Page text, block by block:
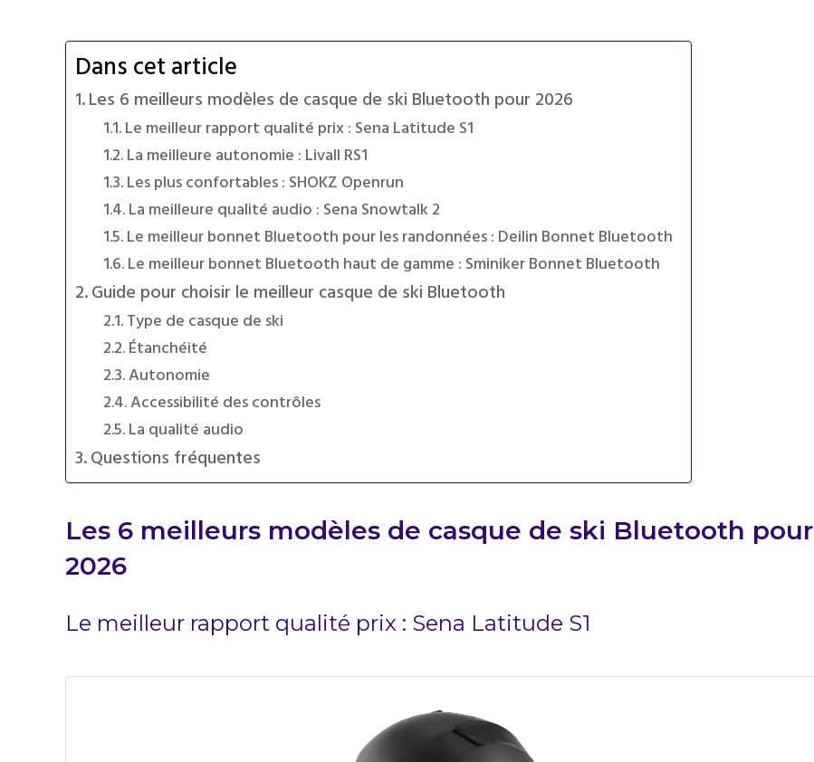
Dans cet article
Les 6 meilleurs modèles de casque de ski Bluetooth pour 2026
Le meilleur rapport qualité prix : Sena Latitude S1
La meilleure autonomie : Livall RS1
Les plus confortables : SHOKZ Openrun
La meilleure qualité audio : Sena Snowtalk 2
Le meilleur bonnet Bluetooth pour les randonnées : Deilin Bonnet Bluetooth
Le meilleur bonnet Bluetooth haut de gamme : Sminiker Bonnet Bluetooth
Guide pour choisir le meilleur casque de ski Bluetooth
Type de casque de ski
Étanchéité
Autonomie
Accessibilité des contrôles
La qualité audio
Questions fréquentes
Les 6 meilleurs modèles de casque de ski Bluetooth pour
2026
Le meilleur rapport qualité prix : Sena Latitude S1